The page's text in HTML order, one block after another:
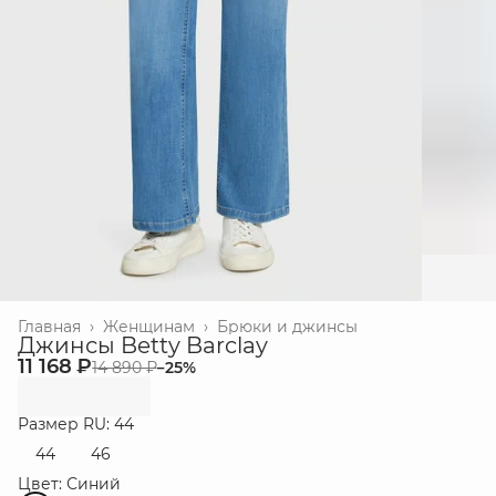
Брюки и джинсы
Женщинам ›
Главная ›
Джинсы Betty Barclay
11 168 ₽14 890 ₽−25%
Размер RU: 44
44
46
Цвет: Синий